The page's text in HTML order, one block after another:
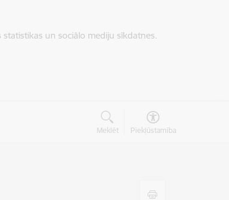
un sociālo mediju sīkdatnes.
Meklēt Piekļūstamība